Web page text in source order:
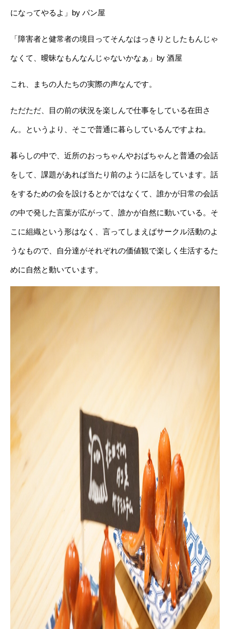
になってやるよ」by パン屋
「障害者と健常者の境目ってそんなはっきりとしたもんじゃ
なくて、曖昧なもんなんじゃないかなぁ」by 酒屋
これ、まちの人たちの実際の声なんです。
ただただ、目の前の状況を楽しんで仕事をしている在田さ
ん。というより、そこで普通に暮らしているんですよね。
暮らしの中で、近所のおっちゃんやおばちゃんと普通の会話
をして、課題があれば当たり前のように話をしています。話
をするための会を設けるとかではなくて、誰かが日常の会話
の中で発した言葉が広がって、誰かが自然に動いている。そ
こに組織という形はなく、言ってしまえばサークル活動のよ
うなもので、自分達がそれぞれの価値観で楽しく生活するた
めに自然と動いています。